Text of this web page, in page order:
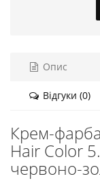
Опис
Відгуки (0)
Крем-
Hair Color
червоно-